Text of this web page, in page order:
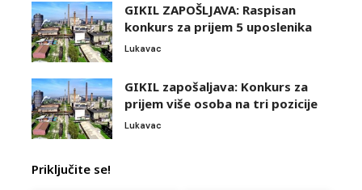
GIKIL ZAPOŠLJAVA: Raspisan
konkurs za prijem 5 uposlenika
Lukavac
GIKIL zapošaljava: Konkurs za
prijem više osoba na tri pozicije
Lukavac
Priključite se!